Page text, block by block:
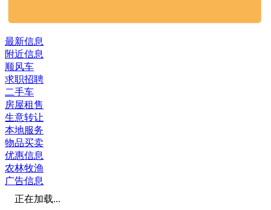
最新信息
附近信息
顺风车
求职招聘
二手车
房屋租售
生意转让
本地服务
物品买卖
优惠信息
农林牧渔
广告信息
正在加载...